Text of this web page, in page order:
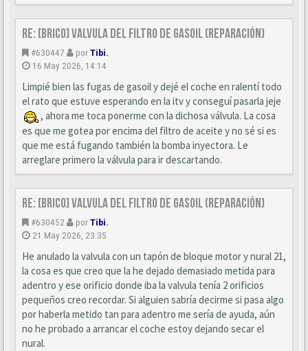
Re: [BRICO] Valvula del filtro de gasoil (reparación)
#630447 porTibi.
16 May 2026, 14:14
Limpié bien las fugas de gasoil y dejé el coche en ralentí todo
el rato que estuve esperando en la itv y conseguí pasarla jeje
, ahora me toca ponerme con la dichosa válvula. La cosa
es que me gotea por encima del filtro de aceite y no sé si es
que me está fugando también la bomba inyectora. Le
arreglare primero la válvula para ir descartando.
Re: [BRICO] Valvula del filtro de gasoil (reparación)
#630452 porTibi.
21 May 2026, 23:35
He anulado la valvula con un tapón de bloque motor y nural 21,
la cosa es que creo que la he dejado demasiado metida para
adentro y ese orificio donde iba la valvula tenía 2 orificios
pequeños creo recordar. Si alguien sabría decirme si pasa algo
por haberla metido tan para adentro me sería de ayuda, aún
no he probado a arrancar el coche estoy dejando secar el
nural.